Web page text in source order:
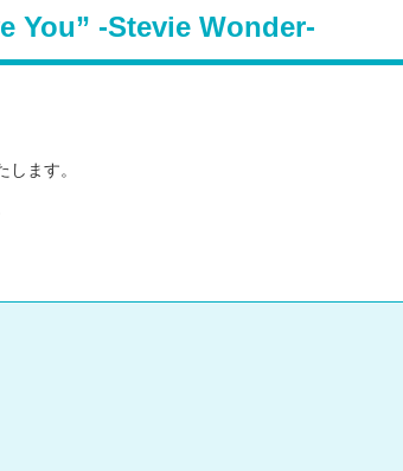
You” -Stevie Wonder-
ます。